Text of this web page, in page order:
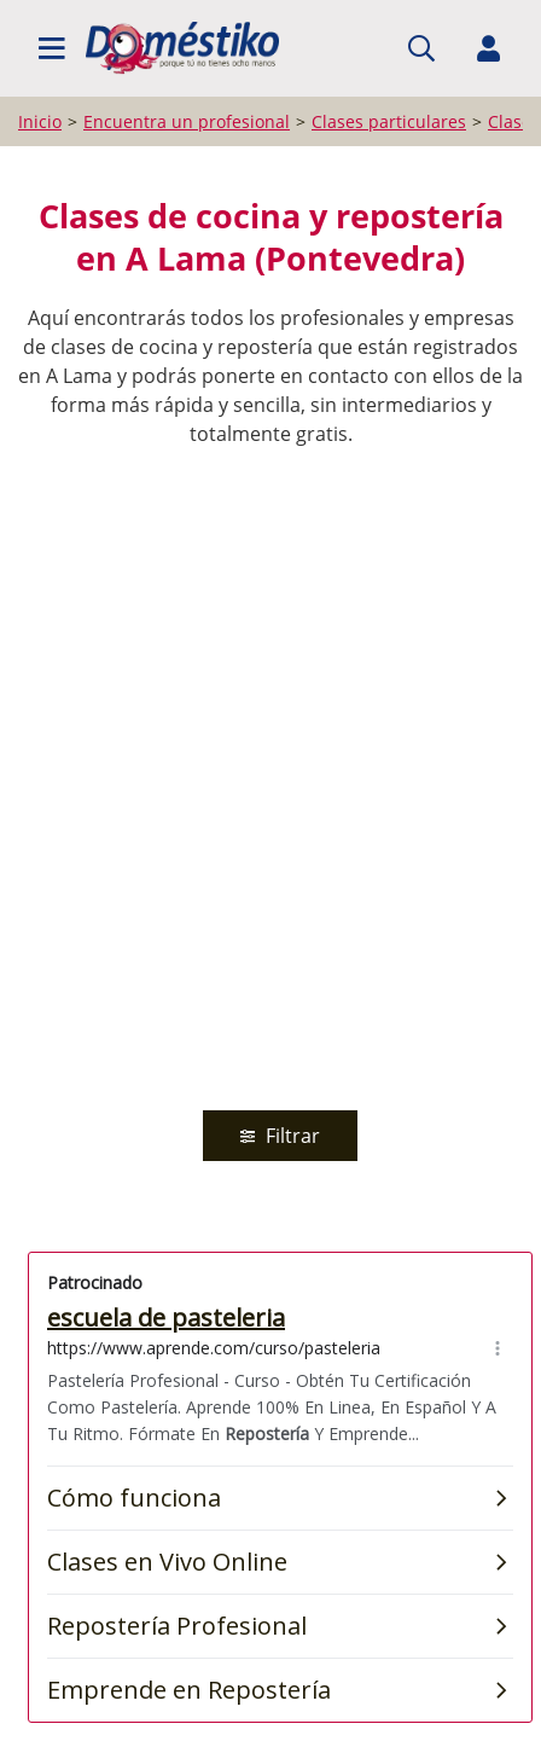
BUSCAR PROFESIONALES
Inicio Encuentra un profesional Clases particulares
Clases de cocina y repostería
en A Lama (Pontevedra)
Aquí encontrarás todos los profesionales y empresas
de clases de cocina y repostería que están registrados
en A Lama y podrás ponerte en contacto con ellos de la
forma más rápida y sencilla, sin intermediarios y
totalmente gratis.
Filtrar